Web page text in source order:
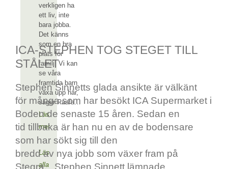
verkligen ha
ett liv, inte
bara jobba.
Det känns
som en bra
plats för
familj. Vi kan
se våra
framtida barn
växa upp här,
säger Raafa…
Läs
mer
Läs
alla
ICA-STEPHEN TOG STEGET TILL
STÅLET
Stephen Sinnetts glada ansikte är välkänt
för många som har besökt ICA Supermarket i
Boden de senaste 15 åren. Sedan en
tid tillbaka är han nu en av de bodensare
som har sökt sig till den
bredd av nya jobb som växer fram på
Stegra. Stephen Sinnett lämnade